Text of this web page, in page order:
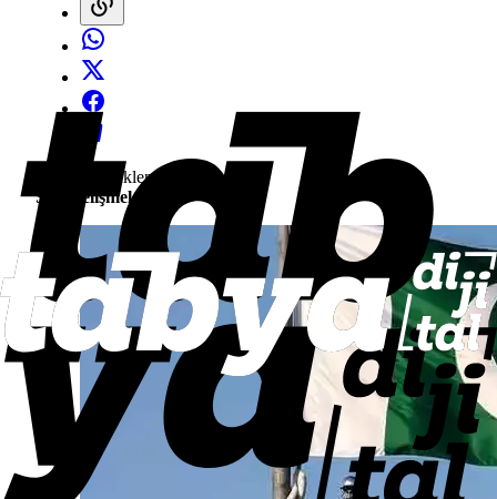
Yorumlar yükleniyor...
Son Gelişmeler